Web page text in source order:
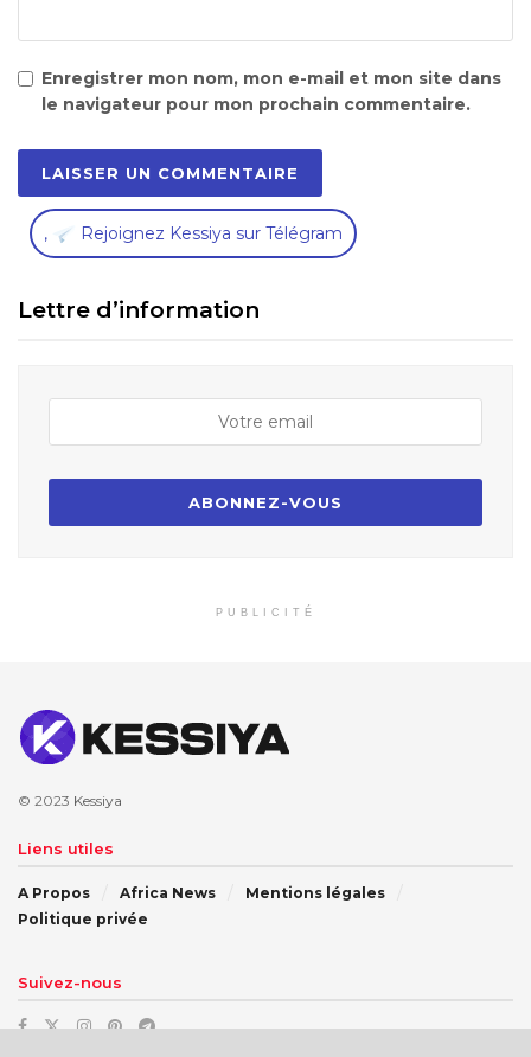
Enregistrer mon nom, mon e-mail et mon site dans
le navigateur pour mon prochain commentaire.
, Rejoignez Kessiya sur Télégram
Lettre d’information
PUBLICITÉ
© 2023 Kessiya
Liens utiles
A Propos Africa News
Mentions légales
Politique privée
Suivez-nous